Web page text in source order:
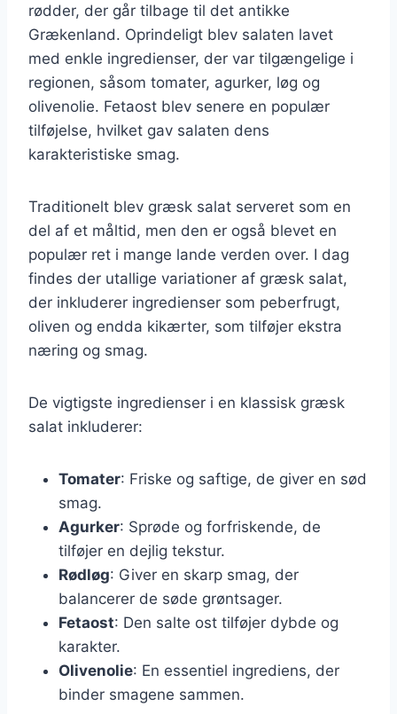
rødder, der går tilbage til det antikke
Grækenland. Oprindeligt blev salaten lavet
med enkle ingredienser, der var tilgængelige i
regionen, såsom tomater, agurker, løg og
olivenolie. Fetaost blev senere en populær
tilføjelse, hvilket gav salaten dens
karakteristiske smag.
Traditionelt blev græsk salat serveret som en
del af et måltid, men den er også blevet en
populær ret i mange lande verden over. I dag
findes der utallige variationer af græsk salat,
der inkluderer ingredienser som peberfrugt,
oliven og endda kikærter, som tilføjer ekstra
næring og smag.
De vigtigste ingredienser i en klassisk græsk
salat inkluderer:
Tomater: Friske og saftige, de giver en sød
smag.
Agurker: Sprøde og forfriskende, de
tilføjer en dejlig tekstur.
Rødløg: Giver en skarp smag, der
balancerer de søde grøntsager.
Fetaost: Den salte ost tilføjer dybde og
karakter.
Olivenolie: En essentiel ingrediens, der
binder smagene sammen.